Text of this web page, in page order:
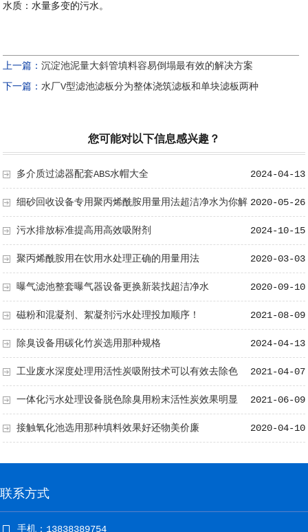
水质：水量多变的污水。
上一篇：沉淀池泥量大斜管填料容易倒塌最有效的解决方案
下一篇：水厂V型滤池滤板分为整体浇筑滤板和单块滤板两种
您可能对以下信息感兴趣？
2024-04-13
多介质过滤器配套ABS水帽大全
2020-05-26
细砂回收设备专用聚丙烯酰胺用量用法超洁净水为你解
析 2024-10-15
污水排放标准提高用高效吸附剂
2020-03-03
聚丙烯酰胺用在饮用水处理正确的用量用法
2020-09-10
曝气滤池整套曝气器设备更换新装找超洁净水
2021-08-09
磁粉和混凝剂、絮凝剂污水处理投加顺序！
2024-04-13
除臭设备用碳化竹炭选用那种规格
2021-04-07
工业废水深度处理用活性炭吸附技术可以有效去除色
度、COD、异味、重金属等有害物质 2021-06-09
一体化污水处理设备脱色除臭用粉末活性炭效果明显
2020-04-10
接触氧化池选用那种填料效果好还物美价廉
联系方式
手机：13838389754